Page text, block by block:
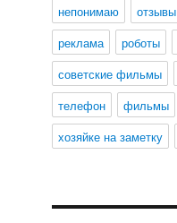
непонимаю
отзывы
реклама
роботы
советские фильмы
телефон
фильмы
хозяйке на заметку